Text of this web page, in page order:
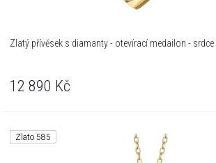
Zlatý přívěsek s diamanty - otevírací medailon -
12 890 Kč
Zlato 585